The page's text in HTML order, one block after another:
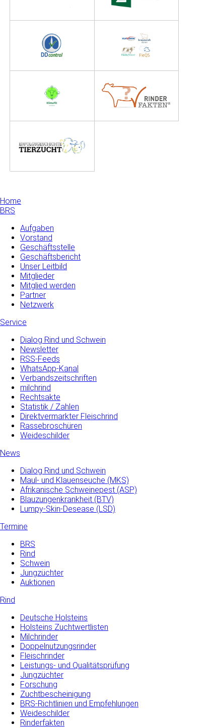
Home
BRS
Aufgaben
Vorstand
Geschäftsstelle
Geschäftsbericht
Unser Leitbild
Mitglieder
Mitglied werden
Partner
Netzwerk
Service
Dialog Rind und Schwein
Newsletter
RSS-Feeds
WhatsApp-Kanal
Verbandszeitschriften
milchrind
Rechtsakte
Statistik / Zahlen
Direktvermarkter Fleischrind
Rassebroschüren
Weideschilder
News
Dialog Rind und Schwein
Maul- und­ Klauenseuche­ (MKS)
Afrikanische Schweinepest (ASP)
Blauzungenkrankheit (BTV)
Lumpy-Skin-Desease (LSD)
Termine
BRS
Rind
Schwein
Jungzüchter
Auktionen
Rind
Deutsche Holsteins
Holsteins Zuchtwertlisten
Milchrinder
Doppelnutzungsrinder
Fleischrinder
Leistungs- und Qualitätsprüfung
Jungzüchter
Forschung
Zuchtbescheinigung
BRS-Richtlinien und Empfehlungen
Weideschilder
Rinderfakten